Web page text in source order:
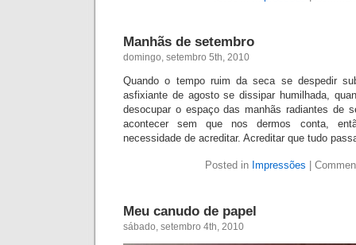
Manhãs de setembro
domingo, setembro 5th, 2010
Quando o tempo ruim da seca se despedir
asfixiante de agosto se dissipar humilhada, qu
desocupar o espaço das manhãs radiantes de
acontecer sem que nos dermos conta,
necessidade de acreditar. Acreditar que tudo
Posted in Impressões
Meu canudo de papel
sábado, setembro 4th, 2010